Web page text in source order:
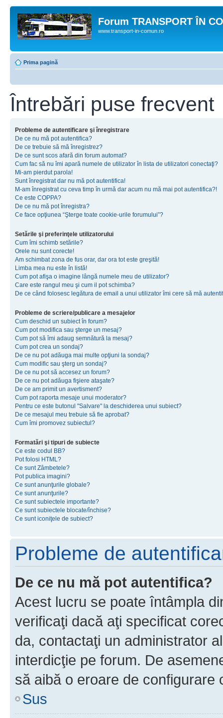
Forum TRANSPORT ÎN
www.transport-in-comun.ro
Prima pagină
Întrebări puse frecvent
Probleme de autentificare şi înregistrare
De ce nu mă pot autentifica?
De ce trebuie să mă înregistrez?
De ce sunt scos afară din forum automat?
Cum fac să nu îmi apară numele de utilizator în lista de utilizatori conectaţi?
Mi-am pierdut parola!
Sunt înregistrat dar nu mă pot autentifica!
M-am înregistrat cu ceva timp în urmă dar acum nu mă mai pot autentifica?!
Ce este COPPA?
De ce nu mă pot înregistra?
Ce face opţiunea “Şterge toate cookie-urile forumului”?
Setările şi preferinţele utilizatorului
Cum îmi schimb setările?
Orele nu sunt corecte!
Am schimbat zona de fus orar, dar ora tot este greşită!
Limba mea nu este în listă!
Cum pot afişa o imagine lângă numele meu de utilizator?
Care este rangul meu şi cum il pot schimba?
De ce când folosesc legătura de email a unui utilizator îmi cere să mă
Probleme de scriere/publicare a mesajelor
Cum deschid un subiect în forum?
Cum pot modifica sau şterge un mesaj?
Cum pot să îmi adaug semnătură la mesaj?
Cum pot crea un sondaj?
De ce nu pot adăuga mai multe opţiuni la sondaj?
Cum modific sau şterg un sondaj?
De ce nu pot să accesez un forum?
De ce nu pot adăuga fişiere ataşate?
De ce am primit un avertisment?
Cum pot raporta mesaje unui moderator?
Pentru ce este butonul "Salvare" la deschiderea unui subiect?
De ce mesajul meu trebuie să fie aprobat?
Cum îmi promovez subiectul?
Formatări şi tipuri de subiecte
Ce este codul BB?
Pot folosi HTML?
Ce sunt Zâmbetele?
Pot publica imagini?
Ce sunt anunţurile globale?
Ce sunt anunţurile?
Ce sunt subiectele importante?
Ce sunt subiectele blocate/închise?
Ce sunt iconiţele de subiect?
Probleme de
De ce nu mă pot autentifica?
Acest lucru se poate întâmpla
verificaţi dacă aţi specificat
da, contactaţi un administrator
interdicţie pe forum. De
să aibă o eroare de configurare
Sus